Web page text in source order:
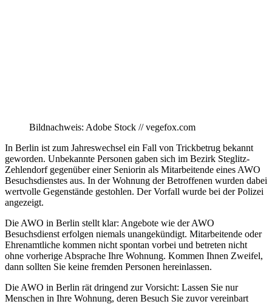
Bildnachweis: Adobe Stock // vegefox.com
In Berlin ist zum Jahreswechsel ein Fall von Trickbetrug bekannt
geworden. Unbekannte Personen gaben sich im Bezirk Steglitz-
Zehlendorf gegenüber einer Seniorin als Mitarbeitende eines AWO
Besuchsdienstes aus. In der Wohnung der Betroffenen wurden dabei
wertvolle Gegenstände gestohlen. Der Vorfall wurde bei der Polizei
angezeigt.
Die AWO in Berlin stellt klar: Angebote wie der AWO
Besuchsdienst erfolgen niemals unangekündigt. Mitarbeitende oder
Ehrenamtliche kommen nicht spontan vorbei und betreten nicht
ohne vorherige Absprache Ihre Wohnung. Kommen Ihnen Zweifel,
dann sollten Sie keine fremden Personen hereinlassen.
Die AWO in Berlin rät dringend zur Vorsicht: Lassen Sie nur
Menschen in Ihre Wohnung, deren Besuch Sie zuvor vereinbart